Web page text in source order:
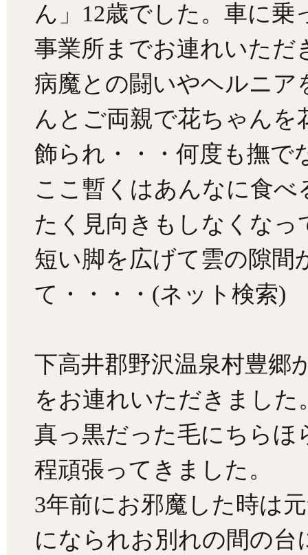
ん」12歳でした。車に乗
事業所までお連れいただ
病魔との闘いやヘルニア
んとご両親で花ちゃんを
飾られ・・・何度も撫で
ここ暫くはあんなに食
たく見向きもしなくなっ
短い脚を広げて雲の隙間
て・・・・(ネット検索)
下高井郡野沢温泉村豊郷
をお連れいただきました
真っ黒だった毛にちら
程頑張ってきました。
3年前にお邪魔した時は
になられお別れの間の台